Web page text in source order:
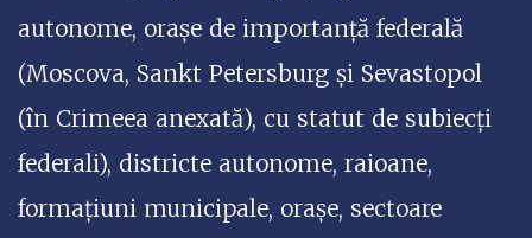
autonome, orașe de importanță federală
(Moscova, Sankt Petersburg și Sevastopol
(în Crimeea anexată), cu statut de subiecți
federali), districte autonome, raioane,
formațiuni municipale, orașe, sectoare